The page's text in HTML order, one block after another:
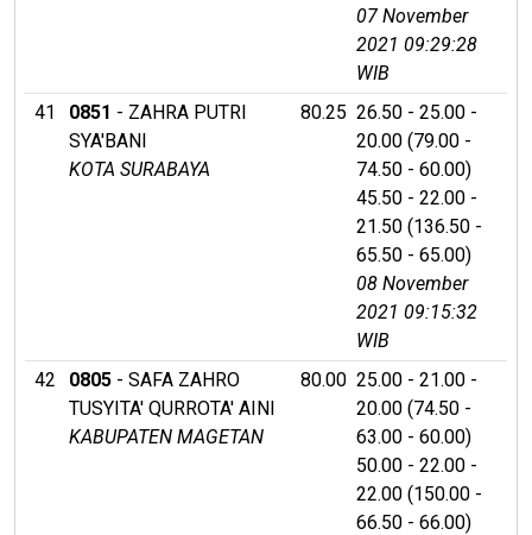
07 November
2021 09:29:28
WIB
41
0851 - ZAHRA PUTRI
SYA'BANI
KOTA SURABAYA
80.25 26.50 - 25.00 -
20.00 (79.00 -
74.50 - 60.00)
45.50 - 22.00 -
21.50 (136.50 -
65.50 - 65.00)
08 November
2021 09:15:32
WIB
42
0805 - SAFA ZAHRO
TUSYITA' QURROTA' AINI
KABUPATEN MAGETAN
80.00 25.00 - 21.00 -
20.00 (74.50 -
63.00 - 60.00)
50.00 - 22.00 -
22.00 (150.00 -
66.50 - 66.00)